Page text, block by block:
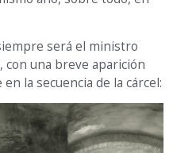
será el ministro
, con una breve aparición
la secuencia de la cárcel: